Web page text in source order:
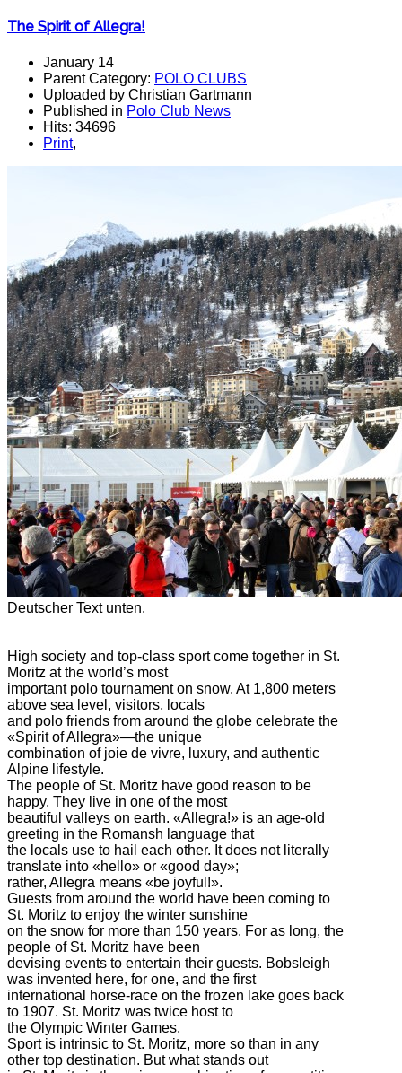
The Spirit of Allegra!
January 14
Parent Category: POLO CLUBS
Uploaded by Christian Gartmann
Published in Polo Club News
Hits: 34696
Print,
Deutscher Text unten.
High society and top-class sport come together in St.
Moritz at the world’s most
important polo tournament on snow. At 1,800 meters
above sea level, visitors, locals
and polo friends from around the globe celebrate the
«Spirit of Allegra»—the unique
combination of joie de vivre, luxury, and authentic
Alpine lifestyle.
The people of St. Moritz have good reason to be
happy. They live in one of the most
beautiful valleys on earth. «Allegra!» is an age-old
greeting in the Romansh language that
the locals use to hail each other. It does not literally
translate into «hello» or «good day»;
rather, Allegra means «be joyful!».
Guests from around the world have been coming to
St. Moritz to enjoy the winter sunshine
on the snow for more than 150 years. For as long, the
people of St. Moritz have been
devising events to entertain their guests. Bobsleigh
was invented here, for one, and the first
international horse-race on the frozen lake goes back
to 1907. St. Moritz was twice host to
the Olympic Winter Games.
Sport is intrinsic to St. Moritz, more so than in any
other top destination. But what stands out